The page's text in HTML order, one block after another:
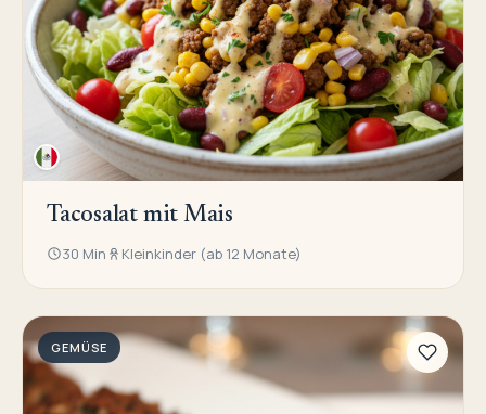
Tacosalat mit Mais
30 Min Kleinkinder (ab 12 Monate)
GEMÜSE